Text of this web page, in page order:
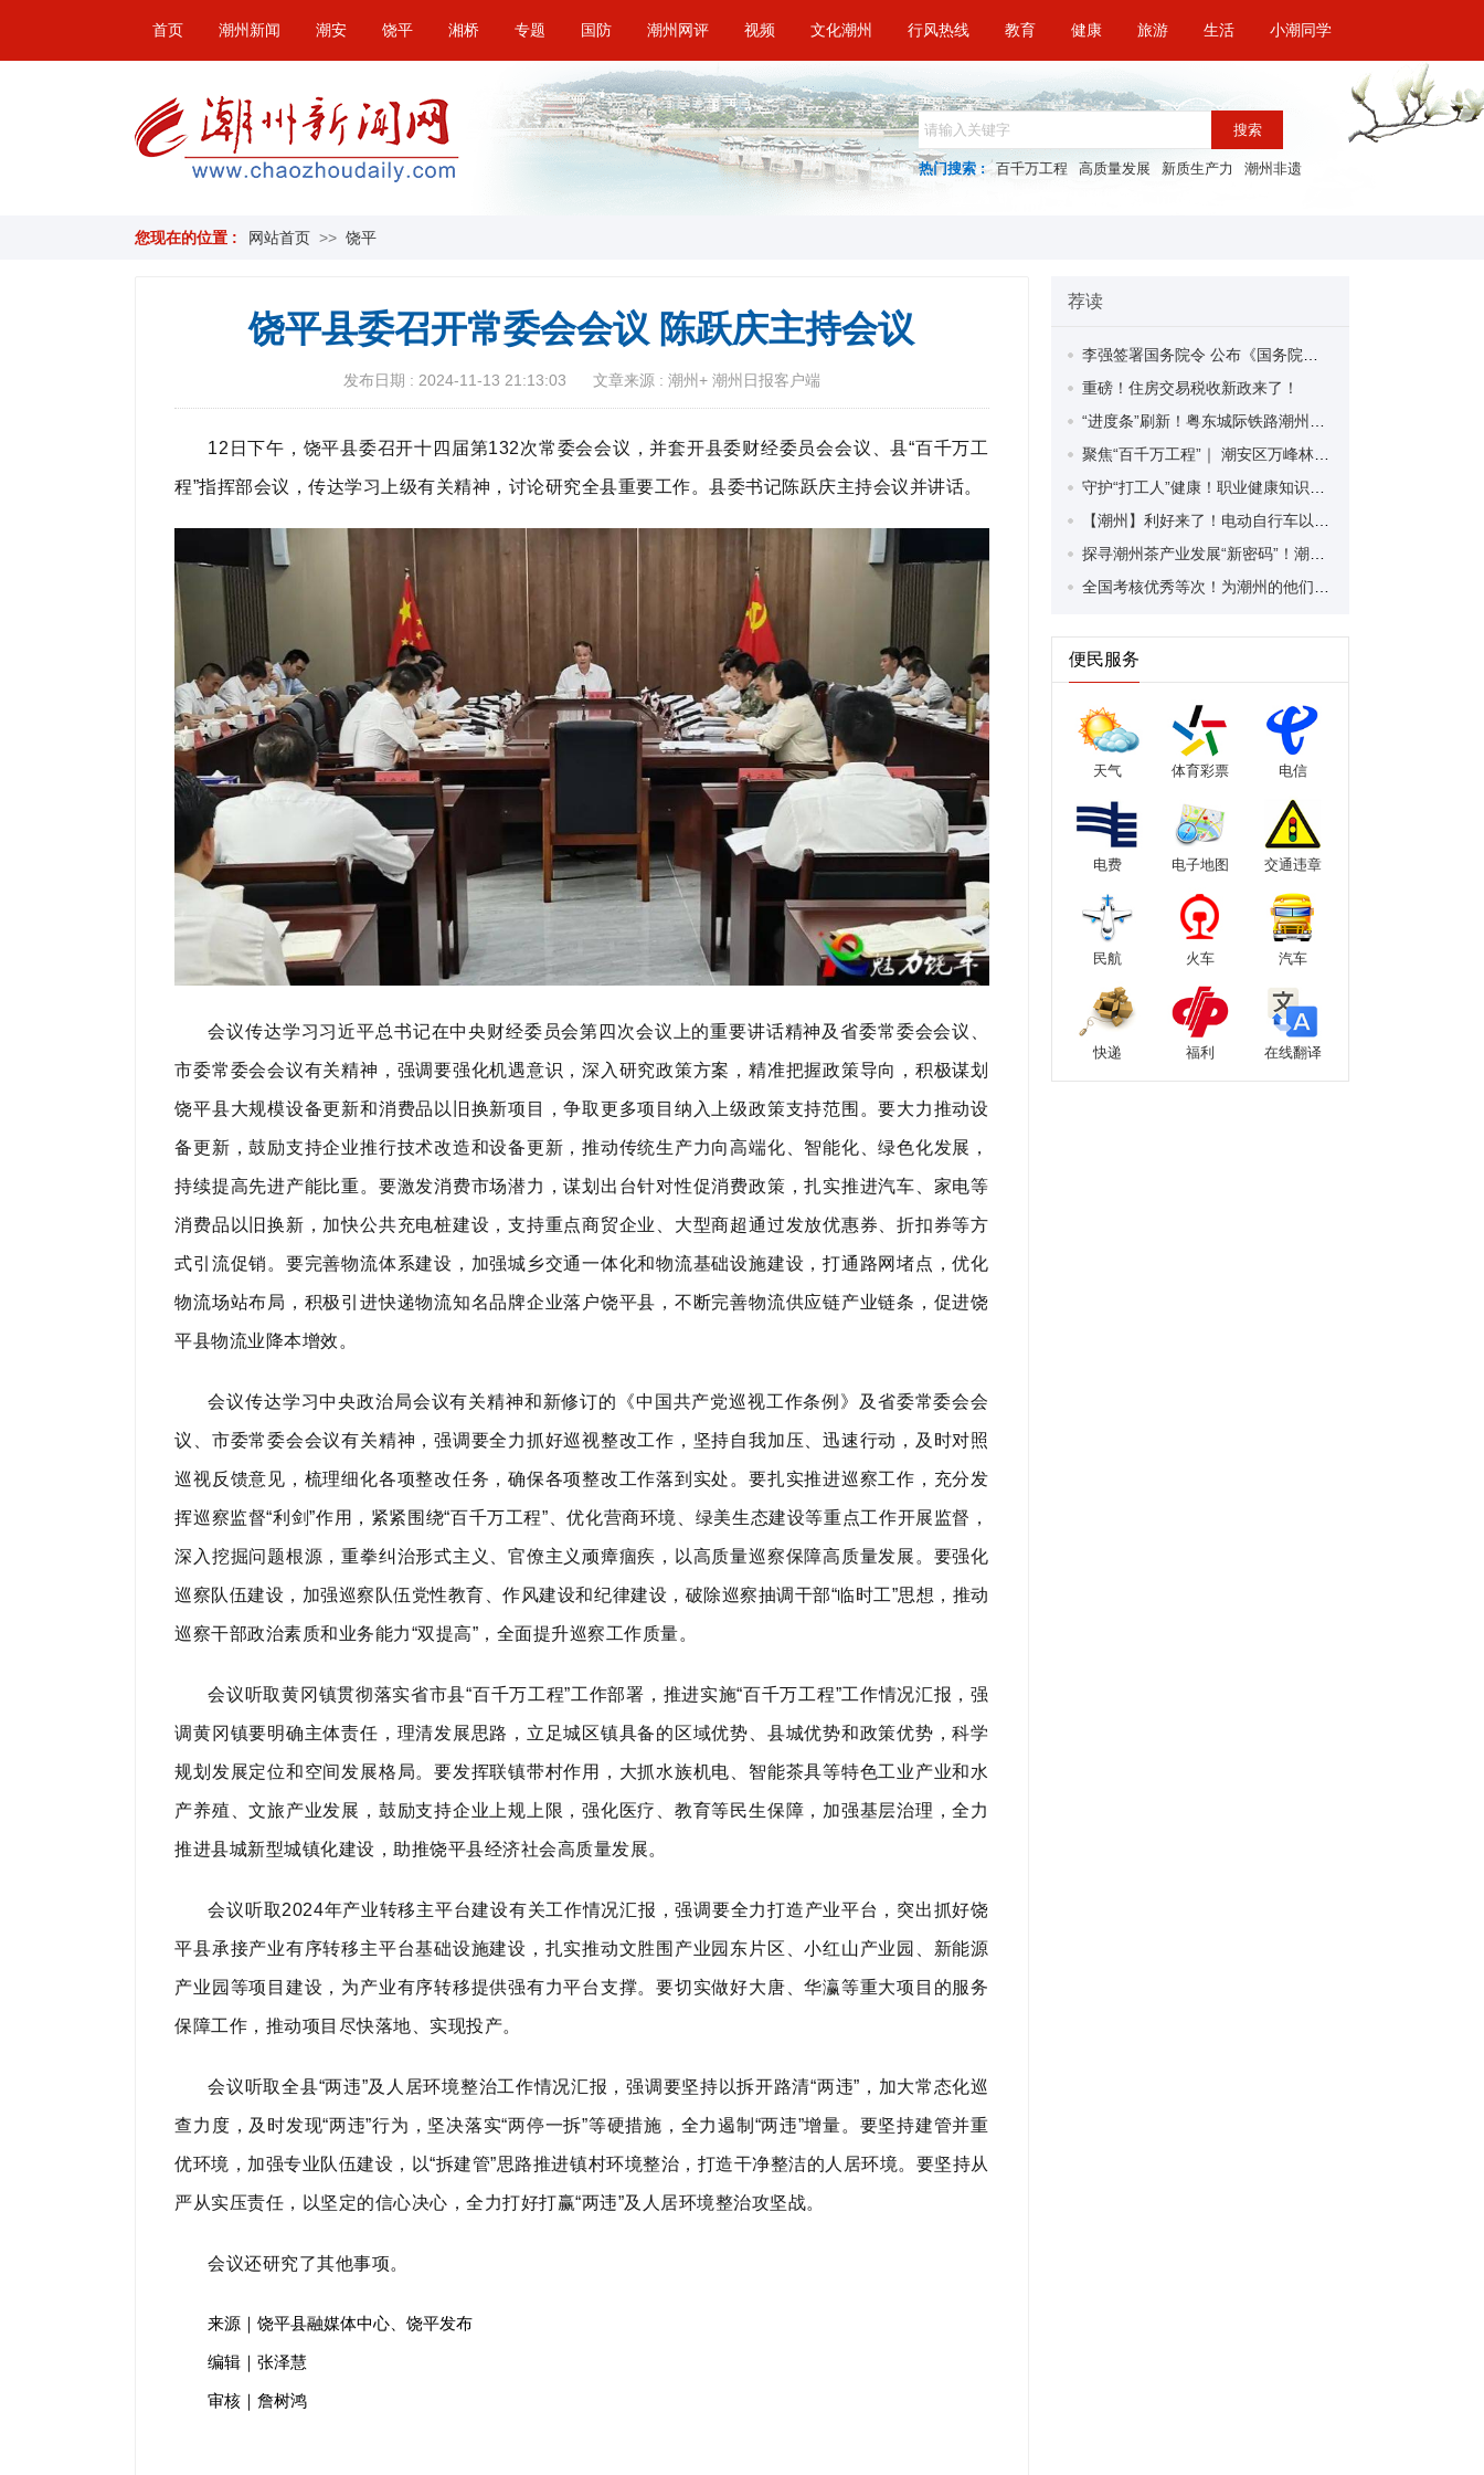
首页 潮州新闻 潮安 饶平 湘桥 专题 国防 潮州网评 视频 文化潮州 行风热线 教育 健康 旅游 生活 小潮同学
搜索
热门搜索 : 百千万工程 高质量发展 新质生产力 潮州非遗
您现在的位置 : 网站首页 >> 饶平
饶平县委召开常委会会议 陈跃庆主持会议
发布日期 : 2024-11-13 21:13:03 文章来源 : 潮州+ 潮州日报客户端
12日下午，饶平县委召开十四届第132次常委会会议，并套开县委财经委员会会议、县“百千万工
程”指挥部会议，传达学习上级有关精神，讨论研究全县重要工作。县委书记陈跃庆主持会议并讲话。
会议传达学习习近平总书记在中央财经委员会第四次会议上的重要讲话精神及省委常委会会议、
市委常委会会议有关精神，强调要强化机遇意识，深入研究政策方案，精准把握政策导向，积极谋划
饶平县大规模设备更新和消费品以旧换新项目，争取更多项目纳入上级政策支持范围。要大力推动设
备更新，鼓励支持企业推行技术改造和设备更新，推动传统生产力向高端化、智能化、绿色化发展，
持续提高先进产能比重。要激发消费市场潜力，谋划出台针对性促消费政策，扎实推进汽车、家电等
消费品以旧换新，加快公共充电桩建设，支持重点商贸企业、大型商超通过发放优惠券、折扣券等方
式引流促销。要完善物流体系建设，加强城乡交通一体化和物流基础设施建设，打通路网堵点，优化
物流场站布局，积极引进快递物流知名品牌企业落户饶平县，不断完善物流供应链产业链条，促进饶
平县物流业降本增效。
会议传达学习中央政治局会议有关精神和新修订的《中国共产党巡视工作条例》及省委常委会会
议、市委常委会会议有关精神，强调要全力抓好巡视整改工作，坚持自我加压、迅速行动，及时对照
巡视反馈意见，梳理细化各项整改任务，确保各项整改工作落到实处。要扎实推进巡察工作，充分发
挥巡察监督“利剑”作用，紧紧围绕“百千万工程”、优化营商环境、绿美生态建设等重点工作开展监督，
深入挖掘问题根源，重拳纠治形式主义、官僚主义顽瘴痼疾，以高质量巡察保障高质量发展。要强化
巡察队伍建设，加强巡察队伍党性教育、作风建设和纪律建设，破除巡察抽调干部“临时工”思想，推动
巡察干部政治素质和业务能力“双提高”，全面提升巡察工作质量。
会议听取黄冈镇贯彻落实省市县“百千万工程”工作部署，推进实施“百千万工程”工作情况汇报，强
调黄冈镇要明确主体责任，理清发展思路，立足城区镇具备的区域优势、县城优势和政策优势，科学
规划发展定位和空间发展格局。要发挥联镇带村作用，大抓水族机电、智能茶具等特色工业产业和水
产养殖、文旅产业发展，鼓励支持企业上规上限，强化医疗、教育等民生保障，加强基层治理，全力
推进县城新型城镇化建设，助推饶平县经济社会高质量发展。
会议听取2024年产业转移主平台建设有关工作情况汇报，强调要全力打造产业平台，突出抓好饶
平县承接产业有序转移主平台基础设施建设，扎实推动文胜围产业园东片区、小红山产业园、新能源
产业园等项目建设，为产业有序转移提供强有力平台支撑。要切实做好大唐、华瀛等重大项目的服务
保障工作，推动项目尽快落地、实现投产。
会议听取全县“两违”及人居环境整治工作情况汇报，强调要坚持以拆开路清“两违”，加大常态化巡
查力度，及时发现“两违”行为，坚决落实“两停一拆”等硬措施，全力遏制“两违”增量。要坚持建管并重
优环境，加强专业队伍建设，以“拆建管”思路推进镇村环境整治，打造干净整洁的人居环境。要坚持从
严从实压责任，以坚定的信心决心，全力打好打赢“两违”及人居环境整治攻坚战。
会议还研究了其他事项。
来源｜饶平县融媒体中心、饶平发布
编辑｜张泽慧
审核｜詹树鸿
荐读
重磅！住房交易税收新政来了！
便民服务
天气 体育彩票 电信
电费 电子地图 交通违章
民航 火车 汽车
快递 福利 在线翻译